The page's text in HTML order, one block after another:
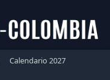
Calendario 2027